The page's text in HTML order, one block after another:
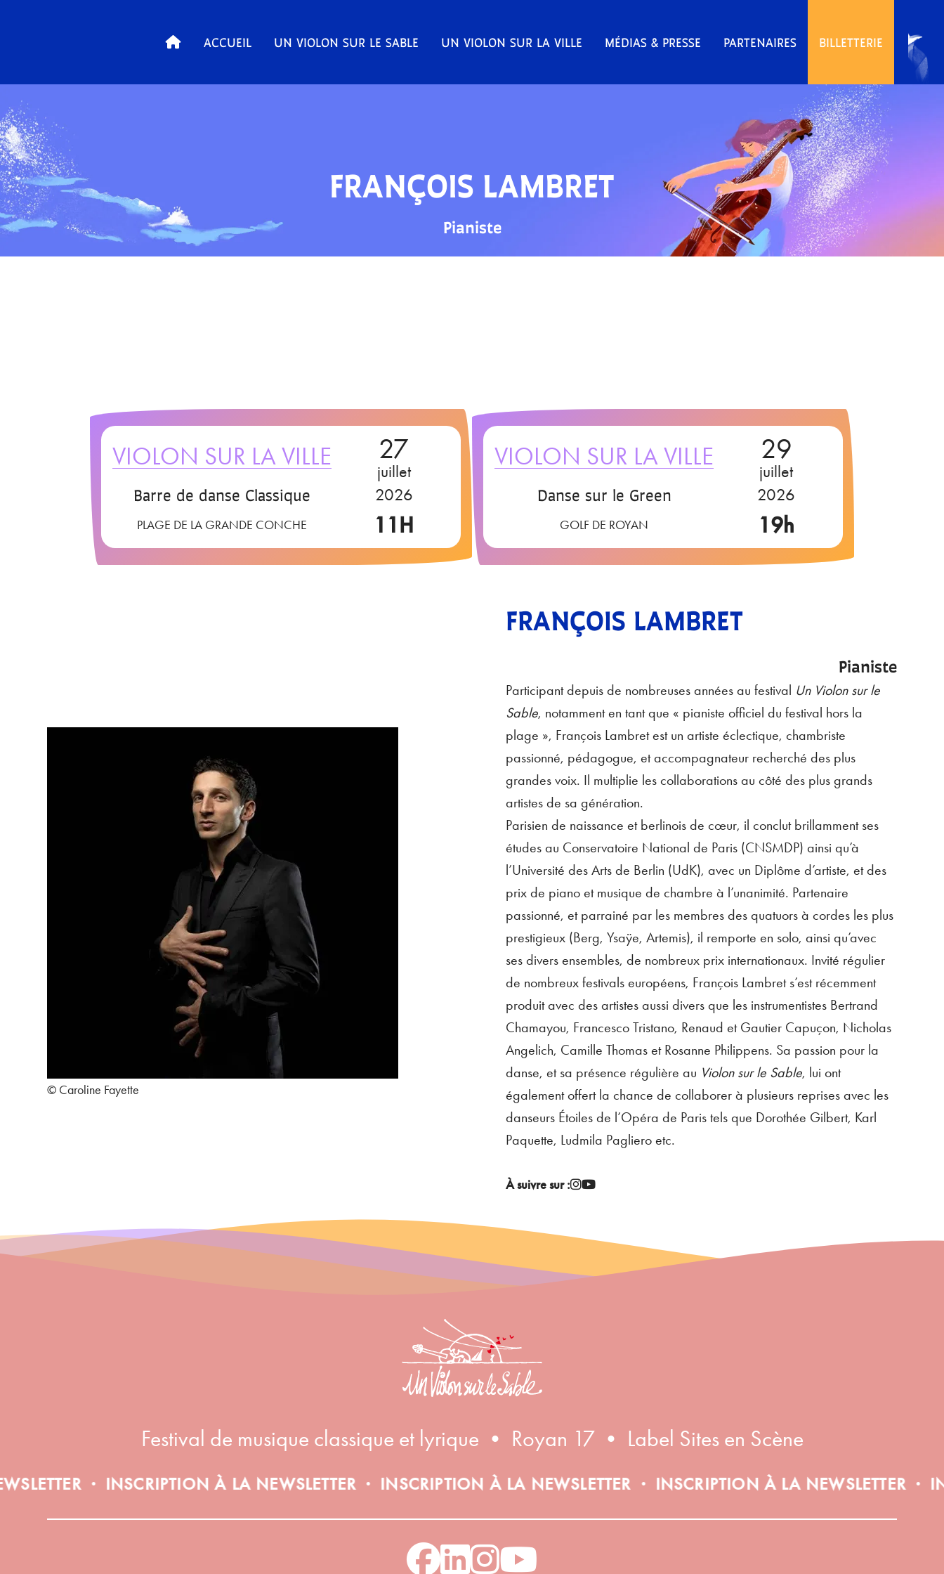
ACCUEIL UN VIOLON SUR LE SABLE UN VIOLON SUR LA VILLE MÉDIAS & PRESSE PARTENAIRES BILLETTERIE
FRANÇOIS LAMBRET
Pianiste
PROGRAMMATION 2026
VIOLON SUR LA VILLE
Barre de danse Classique
27
juillet
2026
11H
PLAGE DE LA GRANDE CONCHE
VIOLON SUR LA VILLE
Danse sur le Green
29
juillet
2026
19h
GOLF DE ROYAN
© Caroline Fayette
FRANÇOIS LAMBRET
Pianiste
Participant depuis de nombreuses années au festival Un Violon sur le
Sable, notamment en tant que « pianiste officiel du festival hors la
plage », François Lambret est un artiste éclectique, chambriste
passionné, pédagogue, et accompagnateur recherché des plus
grandes voix. Il multiplie les collaborations au côté des plus grands
artistes de sa génération.
Parisien de naissance et berlinois de cœur, il conclut brillamment ses
études au Conservatoire National de Paris (CNSMDP) ainsi qu’à
l’Université des Arts de Berlin (UdK), avec un Diplôme d’artiste, et des
prix de piano et musique de chambre à l’unanimité. Partenaire
passionné, et parrainé par les membres des quatuors à cordes les plus
prestigieux (Berg, Ysaÿe, Artemis), il remporte en solo, ainsi qu’avec
ses divers ensembles, de nombreux prix internationaux. Invité régulier
de nombreux festivals européens, François Lambret s’est récemment
produit avec des artistes aussi divers que les instrumentistes Bertrand
Chamayou, Francesco Tristano, Renaud et Gautier Capuçon, Nicholas
Angelich, Camille Thomas et Rosanne Philippens. Sa passion pour la
danse, et sa présence régulière au Violon sur le Sable, lui ont
également offert la chance de collaborer à plusieurs reprises avec les
danseurs Étoiles de l’Opéra de Paris tels que Dorothée Gilbert, Karl
Paquette, Ludmila Pagliero etc.
À suivre sur :
Festival de musique classique et lyrique • Royan 17 • Label Sites en Scène
• INSCRIPTION À LA NEWSLETTER • INSCRIPTION À LA NEWSLETTER • INSCRIPTION À LA NEWSLETTER •